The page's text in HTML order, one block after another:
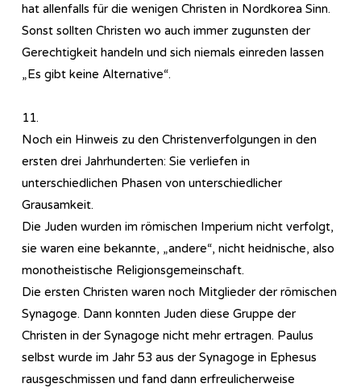
hat allenfalls für die wenigen Christen in Nordkorea Sinn.
Sonst sollten Christen wo auch immer zugunsten der
Gerechtigkeit handeln und sich niemals einreden lassen
„Es gibt keine Alternative“.
11.
Noch ein Hinweis zu den Christenverfolgungen in den
ersten drei Jahrhunderten: Sie verliefen in
unterschiedlichen Phasen von unterschiedlicher
Grausamkeit.
Die Juden wurden im römischen Imperium nicht verfolgt,
sie waren eine bekannte, „andere“, nicht heidnische, also
monotheistische Religionsgemeinschaft.
Die ersten Christen waren noch Mitglieder der römischen
Synagoge. Dann konnten Juden diese Gruppe der
Christen in der Synagoge nicht mehr ertragen. Paulus
selbst wurde im Jahr 53 aus der Synagoge in Ephesus
rausgeschmissen und fand dann erfreulicherweise